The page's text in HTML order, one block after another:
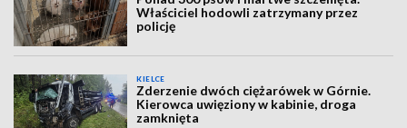
Właściciel hodowli zatrzymany przez
policję
KIELCE
Zderzenie dwóch ciężarówek w Górnie.
Kierowca uwięziony w kabinie, droga
zamknięta